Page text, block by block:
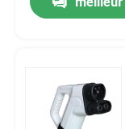
Cas
Demandez
Chargeur